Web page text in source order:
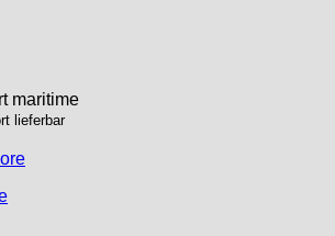
maritime
lieferbar